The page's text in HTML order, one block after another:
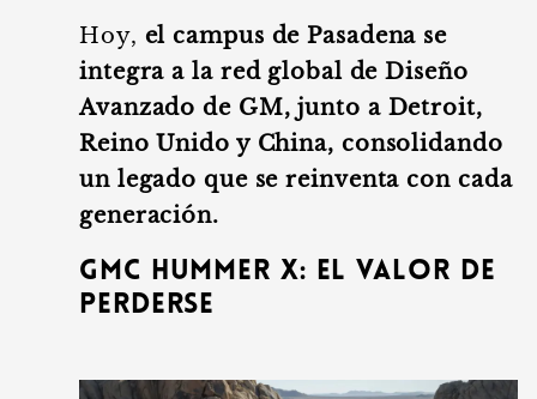
Hoy, el campus de Pasadena se
integra a la red global de Diseño
Avanzado de GM, junto a Detroit,
Reino Unido y China, consolidando
un legado que se reinventa con cada
generación.
GMC HUMMER X: el valor de
perderse